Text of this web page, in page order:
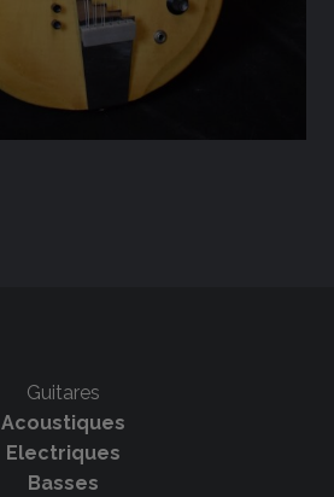
Guitares
Acoustiques
Electriques
Basses